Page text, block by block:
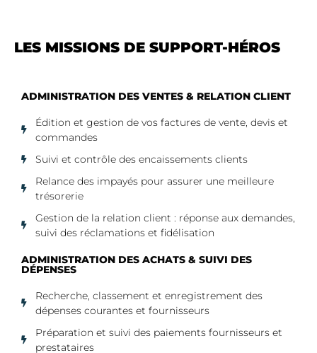
LES MISSIONS DE SUPPORT-HÉROS
ADMINISTRATION DES VENTES & RELATION CLIENT
Édition et gestion de vos factures de vente, devis et
commandes
Suivi et contrôle des encaissements clients
Relance des impayés pour assurer une meilleure
trésorerie
Gestion de la relation client : réponse aux demandes,
suivi des réclamations et fidélisation
ADMINISTRATION DES ACHATS & SUIVI DES
DÉPENSES
Recherche, classement et enregistrement des
dépenses courantes et fournisseurs
Préparation et suivi des paiements fournisseurs et
prestataires